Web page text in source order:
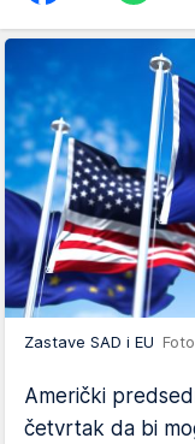
Zastave SAD i EU
Američki
četvrtak da bi